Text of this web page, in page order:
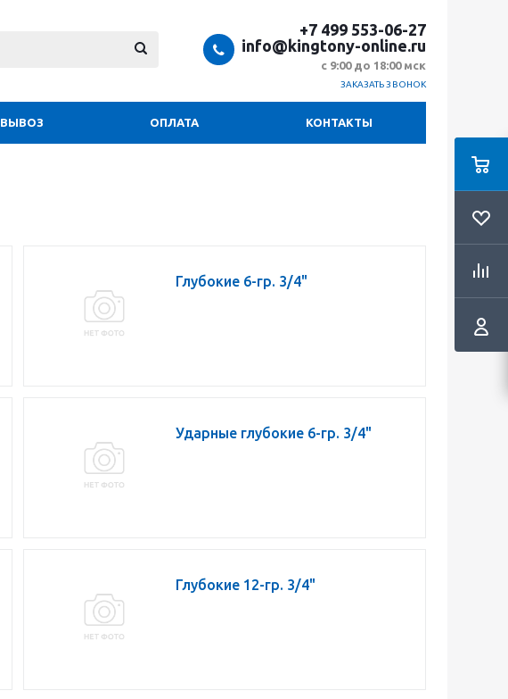
+7 499 553-06-27
info@kingtony-online.ru
с 9:00 до 18:00 мск
ЗАКАЗАТЬ ЗВОНОК
ОПЛАТА КОНТАКТЫ
Глубокие 6-гр. 3/4"
Ударные глубокие 6-гр. 3/4"
Глубокие 12-гр. 3/4"